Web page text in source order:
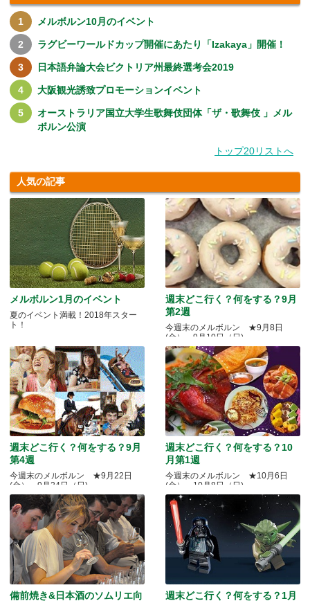
メルボルン10月のイベント
ラグビーワールドカップ開催にあたり「Izakaya」開催！
日本語弁論大会ビクトリア州最終選考会2019
大阪観光誘致プロモーションイベント
オーストラリア国立大学生歌舞伎団体「ザ・歌舞伎 」メル
ボルン公演
トップ20リストへ
人気の記事
メルボルン1月のイベント
夏のイベント満載！2018年スター
ト！
週末どこ行く？何をする？9月
第2週
今週末のメルボルン ★9月8日
(金）～9月10日（日)
週末どこ行く？何をする？9月
第4週
今週末のメルボルン ★9月22日
(金）～9月24日（日)
週末どこ行く？何をする？10
月第1週
今週末のメルボルン ★10月6日
(金）～10月8日（日)
備前焼き&日本酒のソムリエ向 週末どこ行く？何をする？1月